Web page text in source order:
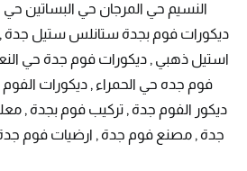
النسيم حي المرجان حي البساتين حي
ديكورات فوم بجدة ستانلس ستيل
استيل ذهبي , ديكورات فوم جدة حي
فوم جده حي الحمراء , ديكورات
ديكور الفوم جدة , تركيب فوم بجدة ,
جدة , مصنع فوم جدة , ارضيات فوم